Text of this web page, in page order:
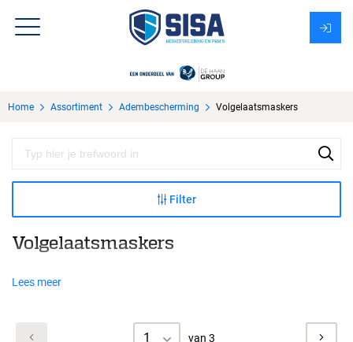
Over Sisa
KMS
Home Assortiment Adembescherming Volgelaatsmaskers
Filter
Volgelaatsmaskers
Lees meer
1 van 3